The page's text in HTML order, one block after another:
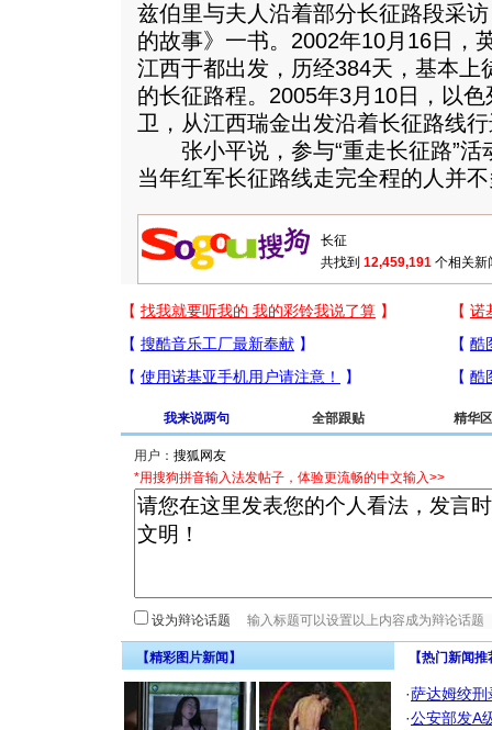
兹伯里与夫人沿着部分长征路段采
的故事》一书。2002年10月16日，
江西于都出发，历经384天，基本上
的长征路程。2005年3月10日，以
卫，从江西瑞金出发沿着长征路线
张小平说，参与“重走长征路”活
当年红军长征路线走完全程的人并
共找到 12,459,191 个相关新
我来说两句 全部跟贴 精华区
用户：
*用搜狗拼音输入法发帖子，体验更流畅的中文输入>>
设为辩论话题
【精彩图片新闻】 【热门新闻
·萨达姆绞刑
·公安部发A